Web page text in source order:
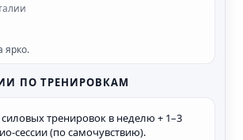
ярко.
ПО ТРЕНИРОВКАМ
силовых тренировок в неделю + 1–3
сессии (по самочувствию).